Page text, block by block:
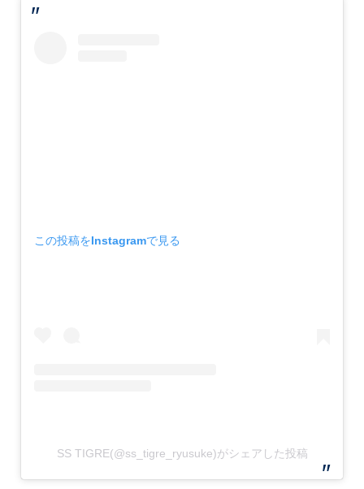
この投稿をInstagramで見る
SS TIGRE(@ss_tigre_ryusuke)がシェアした投稿